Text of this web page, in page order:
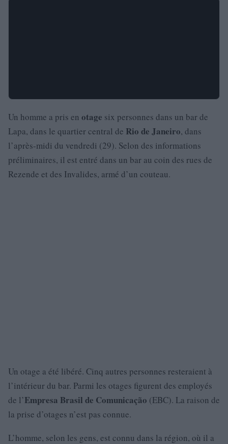
Un homme a pris en otage six personnes dans un bar de
Lapa, dans le quartier central de Rio de Janeiro, dans
l’après-midi du vendredi (29). Selon des informations
préliminaires, il est entré dans un bar au coin des rues de
Rezende et des Invalides, armé d’un couteau.
Un otage a été libéré. Cinq autres personnes resteraient à
l’intérieur du bar. Parmi les otages figurent des employés
de l’Empresa Brasil de Comunicação (EBC). La raison de
la prise d’otages n’est pas connue.
L’homme, selon les gens, est connu dans la région, où il a